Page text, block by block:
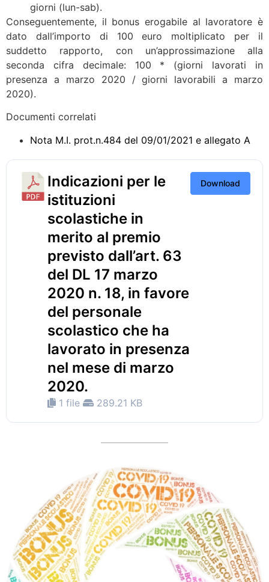
giorni (lun-sab).
Conseguentemente, il bonus erogabile al lavoratore è
dato dall’importo di 100 euro moltiplicato per il
suddetto rapporto, con un’approssimazione alla
seconda cifra decimale: 100 * (giorni lavorati in
presenza a marzo 2020 / giorni lavorabili a marzo
2020).
Documenti correlati
Nota M.I. prot.n.484 del 09/01/2021 e allegato A
Indicazioni per le
istituzioni
scolastiche in
merito al premio
previsto dall’art. 63
del DL 17 marzo
2020 n. 18, in favore
del personale
scolastico che ha
lavorato in presenza
nel mese di marzo
2020.
1 file 289.21 KB
Download